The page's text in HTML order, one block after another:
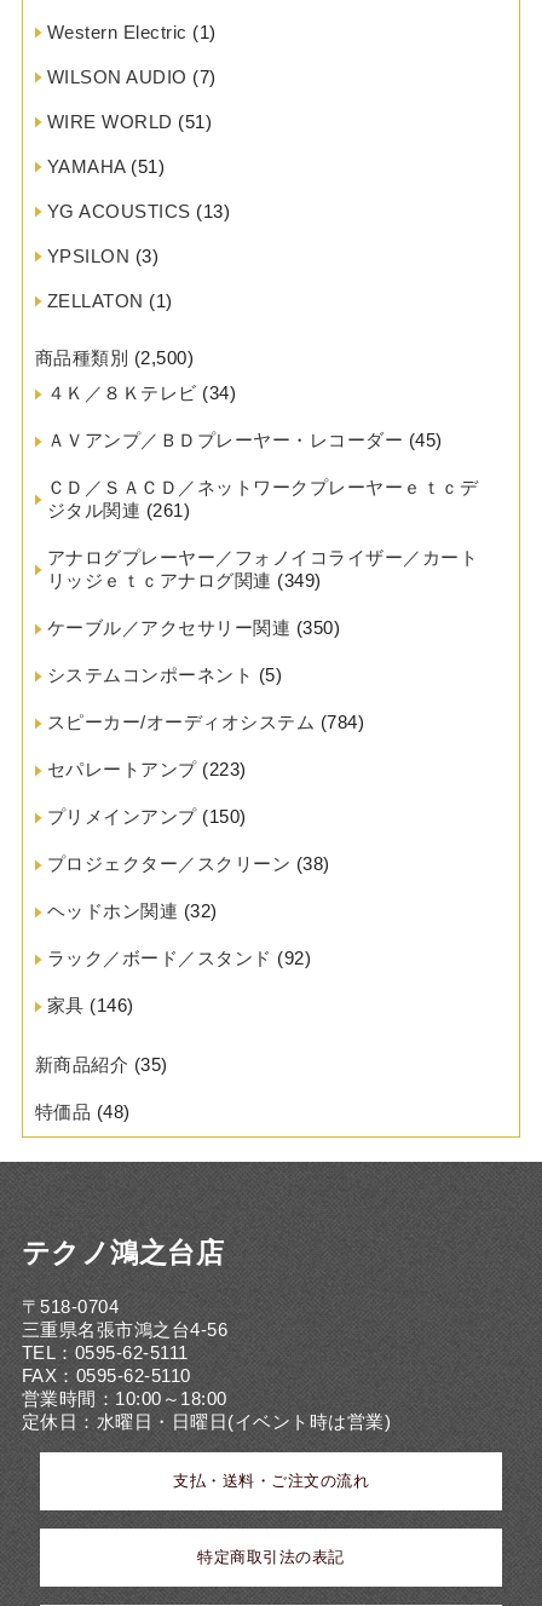
Western Electric (1)
WILSON AUDIO (7)
WIRE WORLD (51)
YAMAHA(51)
YG ACOUSTICS (13)
YPSILON (3)
ZELLATON (1)
商品種類別 (2,500)
４Ｋ／８Ｋテレビ (34)
ＡＶアンプ／ＢＤプレーヤー・レコーダー (45)
ＣＤ／ＳＡＣＤ／ネットワークプレーヤーｅｔｃデ
ジタル関連 (261)
アナログプレーヤー／フォノイコライザー／カート
リッジｅｔｃアナログ関連 (349)
ケーブル／アクセサリー関連 (350)
システムコンポーネント (5)
スピーカー/オーディオシステム (784)
セパレートアンプ(223)
プリメインアンプ(150)
プロジェクター／スクリーン (38)
ヘッドホン関連 (32)
ラック／ボード／スタンド (92)
家具 (146)
新商品紹介 (35)
特価品 (48)
テクノ鴻之台店
〒518-0704
三重県名張市鴻之台4-56
TEL：0595-62-5111
FAX：0595-62-5110
営業時間：10:00～18:00
定休日：水曜日・日曜日(イベント時は営業)
支払・送料・ご注文の流れ
特定商取引法の表記